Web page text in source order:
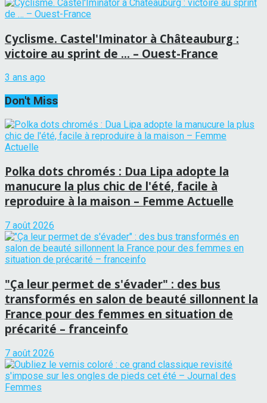
Cyclisme. Castel'Iminator à Châteauburg :
victoire au sprint de … – Ouest-France
3 ans ago
Don't Miss
Polka dots chromés : Dua Lipa adopte la
manucure la plus chic de l'été, facile à
reproduire à la maison – Femme Actuelle
7 août 2026
"Ça leur permet de s'évader" : des bus
transformés en salon de beauté sillonnent la
France pour des femmes en situation de
précarité – franceinfo
7 août 2026